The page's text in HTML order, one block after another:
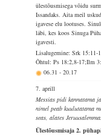
ülestõusmisega võidu
Issandaks. Aita meil
igavese elu lootuses.
läbi, kes koos Sinuga
igavesti.
Lisalugemine: Srk 15:11-
Õhtul: Ps 18:2,8-17;Ilm
06.31-20.17
7. aprill
Messias pidi kannatama
nimel peab kuulutatama
seas, alates
Ülestõusmisaja 2.